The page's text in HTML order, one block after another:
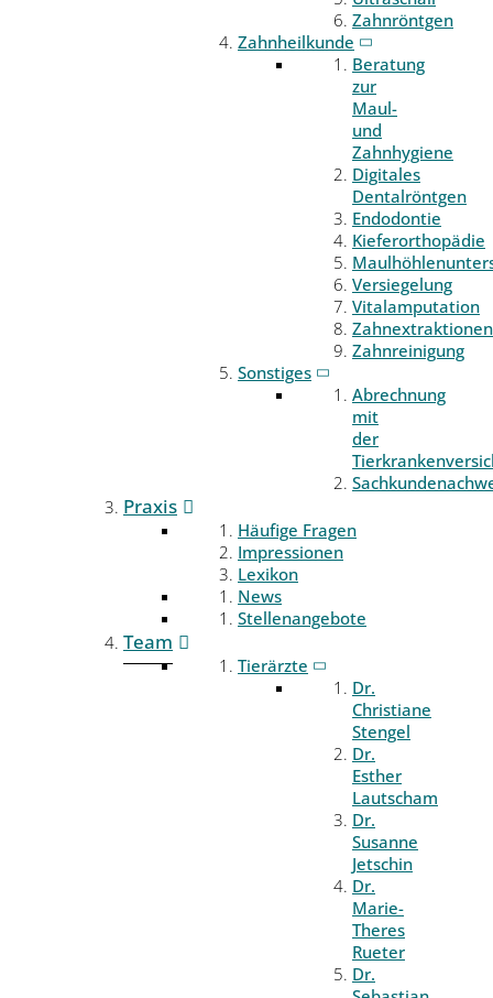
Zahnröntgen
Zahnheilkunde
Beratung
zur
Maul-
und
Zahnhygiene
Digitales
Dentalröntgen
Endodontie
Kieferorthopädie
Versiegelung
Vitalamputation
Zahnextraktionen
Zahnreinigung
Sonstiges
Abrechnung
mit
der
Praxis
Häufige Fragen
Impressionen
Lexikon
News
Stellenangebote
Team
Tierärzte
Dr.
Christiane
Stengel
Dr.
Esther
Lautscham
Dr.
Susanne
Jetschin
Dr.
Marie-
Theres
Rueter
Dr.